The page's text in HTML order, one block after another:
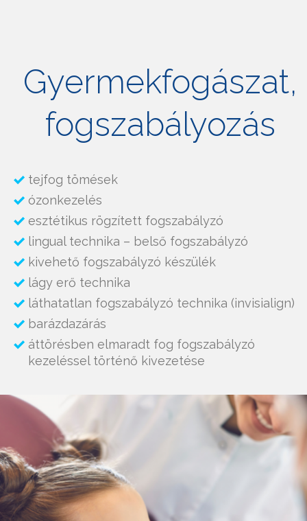
Gyermekfogászat,
fogszabályozás
tejfog tömések
ózonkezelés
esztétikus rögzített fogszabályzó
lingual technika – belső fogszabályzó
kivehető fogszabályzó készülék
lágy erő technika
láthatatlan fogszabályzó technika (invisialign)
barázdazárás
áttörésben elmaradt fog fogszabályzó
kezeléssel történő kivezetése